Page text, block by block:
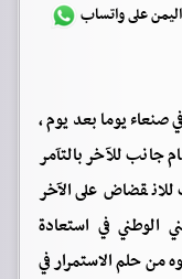
اليمن على واتساب
صنعاء يوما بعد يوم ،
جانب للآخر بالتآمر
على الآخر
الوطني في استعادة
من حلم الاستمرار في